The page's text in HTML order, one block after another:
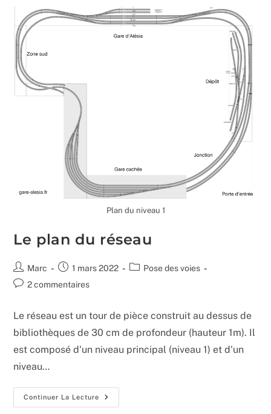
Plan du niveau 1
Le plan du réseau
Auteur/autrice
de
Marc
Publication
publiée :
1 mars 2022
PostPose des voies
Commentaires
publication :
2 commentaires
Le réseau est un tour de pièce construit au dessus de
bibliothèques de 30 cm de profondeur (hauteur 1m). Il
est composé d'un niveau principal (niveau 1) et d'un
niveau…
Continuer La Lecture
Le
Plan